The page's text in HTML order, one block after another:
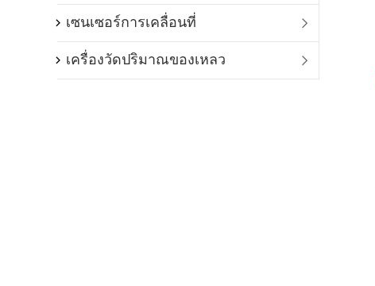
 เซนเซอร์การเคลื่อนที่
 เครื่องวัดปริมาณของเหลว